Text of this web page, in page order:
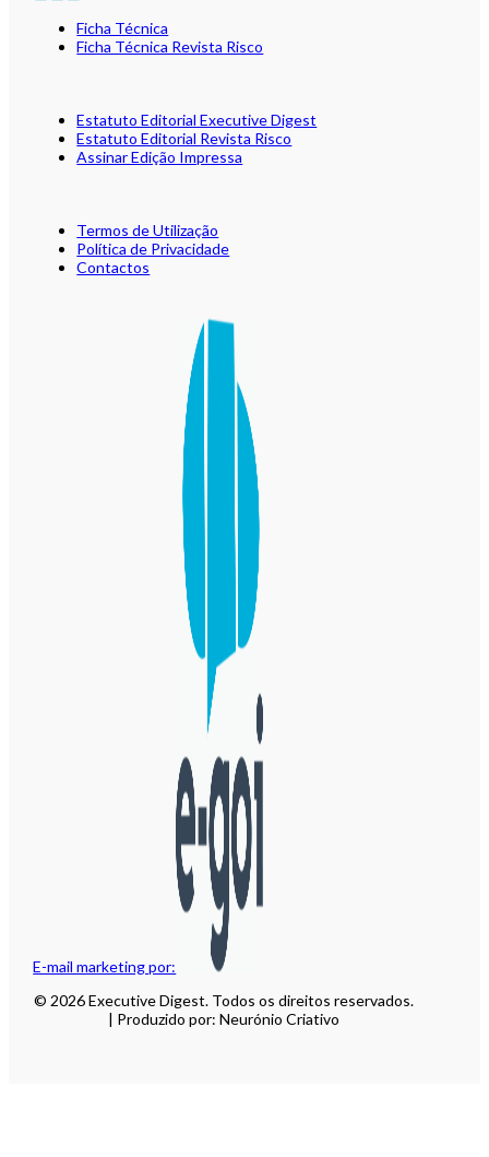
E-mail marketing por:
Ficha Técnica
Ficha Técnica Revista Risco
Estatuto Editorial Executive Digest
Estatuto Editorial Revista Risco
Assinar Edição Impressa
Termos de Utilização
Política de Privacidade
Contactos
© 2026 Executive Digest. Todos os direitos reservados.
| Produzido por: Neurónio Criativo